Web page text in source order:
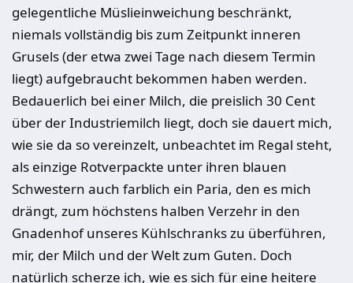
gelegentliche Müslieinweichung beschränkt,
niemals vollständig bis zum Zeitpunkt inneren
Grusels (der etwa zwei Tage nach diesem Termin
liegt) aufgebraucht bekommen haben werden.
Bedauerlich bei einer Milch, die preislich 30 Cent
über der Industriemilch liegt, doch sie dauert mich,
wie sie da so vereinzelt, unbeachtet im Regal steht,
als einzige Rotverpackte unter ihren blauen
Schwestern auch farblich ein Paria, den es mich
drängt, zum höchstens halben Verzehr in den
Gnadenhof unseres Kühlschranks zu überführen,
mir, der Milch und der Welt zum Guten. Doch
natürlich scherze ich, wie es sich für eine heitere